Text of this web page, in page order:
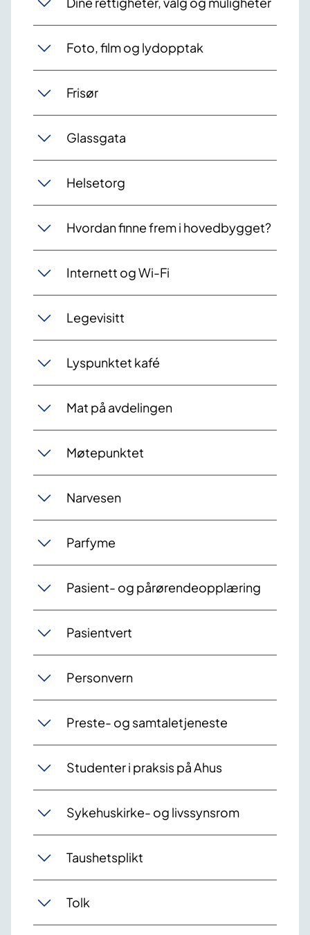
Foto, film og lydopptak
Frisør
Glassgata
Helsetorg
Hvordan finne frem i hovedbygget?
Internett og Wi-Fi
Legevisitt
Lyspunktet kafé
Mat på avdelingen
Møtepunktet
Narvesen
Parfyme
Pasient- og pårørendeopplæring
Pasientvert
Personvern
Preste- og samtaletjeneste
Studenter i praksis på Ahus
Sykehuskirke- og livssynsrom
Taushetsplikt
Tolk